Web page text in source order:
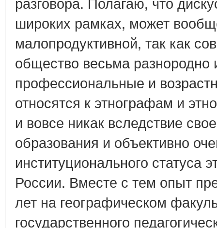
широких рамках, может
малопродуктивной, так как
общество весьма
профессиональные и
относятся к этнографам и
и вовсе никак вследствие
образования и объективно
институционального
России. Вместе с тем опыт
лет на географическом
государственного